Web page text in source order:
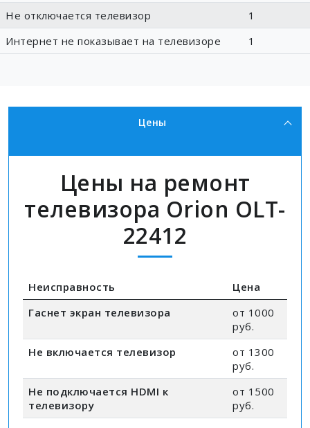
Не отключается телевизор
1
Интернет не показывает на телевизоре
1
Цены
Цены на ремонт
телевизора Orion OLT-
22412
Неисправность
Цена
Гаснет экран телевизора
от 1000
руб.
Не включается телевизор
от 1300
руб.
Не подключается HDMI к
телевизору
от 1500
руб.